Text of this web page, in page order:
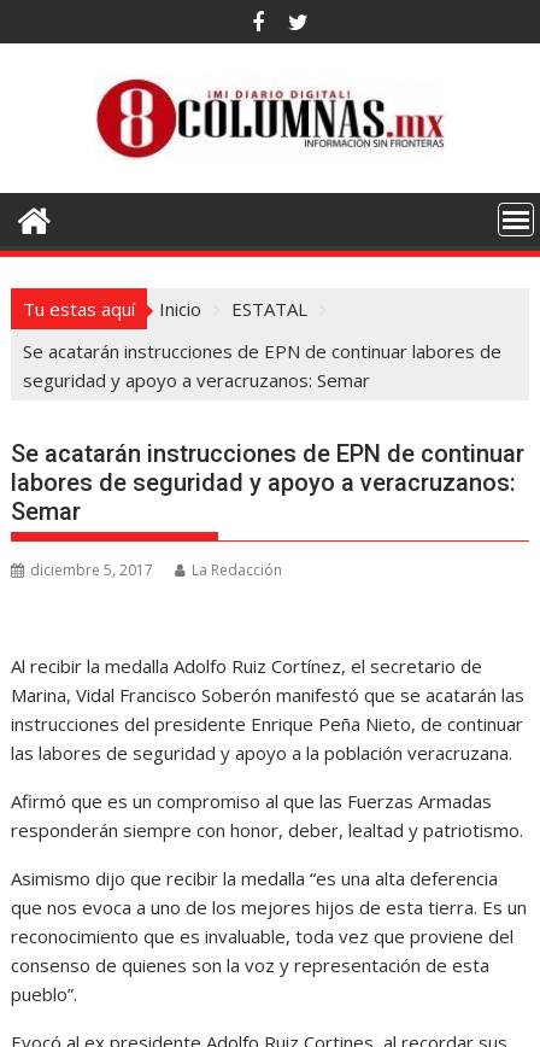
al
Tu estas aquí Inicio
ESTATAL
Se acatarán instrucciones de EPN de continuar labores de
seguridad y apoyo a veracruzanos: Semar
Se acatarán instrucciones de EPN de continuar
labores de seguridad y apoyo a veracruzanos:
Semar
diciembre 5, 2017 La Redacción
Al recibir la medalla Adolfo Ruiz Cortínez, el secretario de
Marina, Vidal Francisco Soberón manifestó que se acatarán las
instrucciones del presidente Enrique Peña Nieto, de continuar
las labores de seguridad y apoyo a la población veracruzana.
Afirmó que es un compromiso al que las Fuerzas Armadas
responderán siempre con honor, deber, lealtad y patriotismo.
Asimismo dijo que recibir la medalla “es una alta deferencia
que nos evoca a uno de los mejores hijos de esta tierra. Es un
reconocimiento que es invaluable, toda vez que proviene del
consenso de quienes son la voz y representación de esta
pueblo”.
Evocó al ex presidente Adolfo Ruiz Cortines, al recordar sus